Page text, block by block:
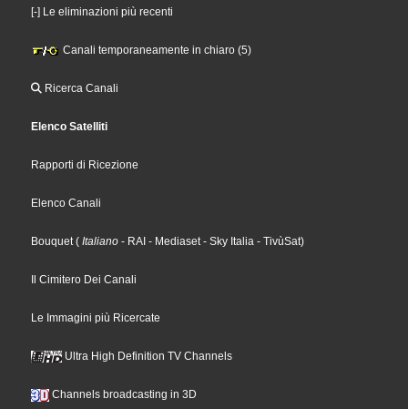
[-] Le eliminazioni più recenti
Canali temporaneamente in chiaro (5)
Ricerca Canali
Elenco Satelliti
Rapporti di Ricezione
Elenco Canali
Bouquet( Italiano - RAI - Mediaset- Sky Italia - TivùSat)
Il Cimitero Dei Canali
Le Immagini più Ricercate
Ultra High Definition TV Channels
Channels broadcasting in 3D